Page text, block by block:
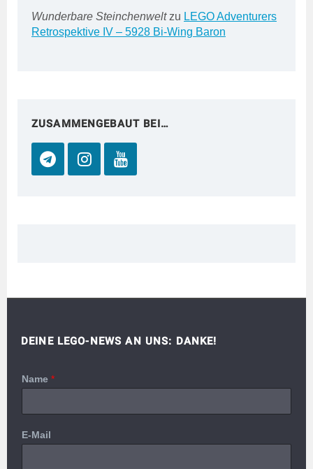
Wunderbare Steinchenweltzu LEGO Adventurers
Retrospektive IV – 5928 Bi-Wing Baron
ZUSAMMENGEBAUT BEI…
DEINE LEGO-NEWS AN UNS: DANKE!
Name *
E-Mail